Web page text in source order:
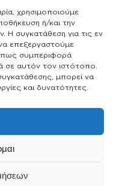
χρησιμοποιούμε
ή/και την
συγκατάθεση για τις εν
επεξεργαστούμε
συμπεριφορά
σε αυτόν τον ιστότοπο.
μπορεί να
και δυνατότητες.
2026®.